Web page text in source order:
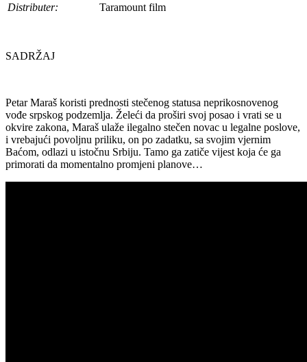
Distributer:
Taramount film
SADRŽAJ
Petar Maraš koristi prednosti stečenog statusa neprikosnovenog
vođe srpskog podzemlja. Želeći da proširi svoj posao i vrati se u
okvire zakona, Maraš ulaže ilegalno stečen novac u legalne poslove,
i vrebajući povoljnu priliku, on po zadatku, sa svojim vjernim
Baćom, odlazi u istočnu Srbiju. Tamo ga zatiče vijest koja će ga
primorati da momentalno promjeni planove…